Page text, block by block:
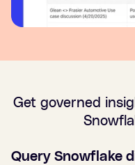
Get governed
Query Snowflake